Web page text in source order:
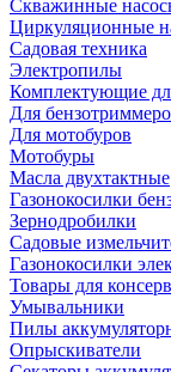
Скважинные
Циркуляционные
Садовая техника
Электропилы
Комплектующие
Для
Для мотобуров
Мотобуры
Масла двухтактные
Газонокосилки
Зернодробилки
Садовые
Газонокосилки
Товары для
Умывальники
Пилы
Опрыскиватели